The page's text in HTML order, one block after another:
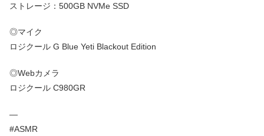
ストレージ：500GB NVMe SSD
◎マイク
ロジクール G Blue Yeti Blackout Edition
◎Webカメラ
ロジクール C980GR
—
#ASMR